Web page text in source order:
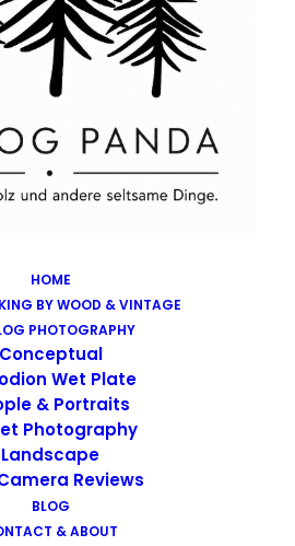
HOME
BY WOOD & VINTAGE
PHOTOGRAPHY
Conceptual
Wet Plate
& Portraits
Photography
Landscape
Reviews
BLOG
& ABOUT
Images tagged "rabbit"